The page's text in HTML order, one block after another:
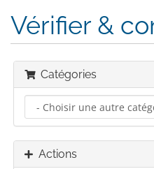
Vérifier &
Catégories
Actions